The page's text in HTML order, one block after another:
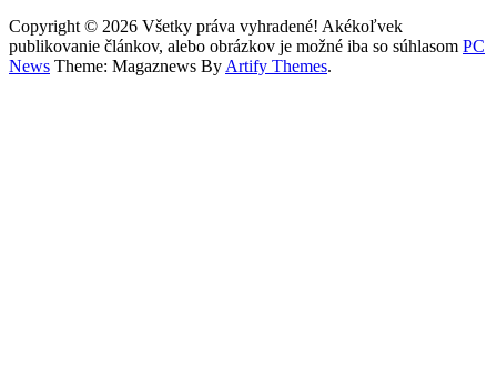
Copyright © 2026 Všetky práva vyhradené! Akékoľvek
publikovanie článkov, alebo obrázkov je možné iba so súhlasom PC
News Theme: Magaznews By Artify Themes.